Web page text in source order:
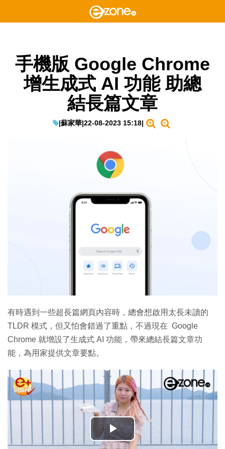
手機版 Google Chrome
增生成式 AI 功能 助總
結長篇文章
|蘇家華|22-08-2023 15:18|
有時遇到一些超長篇網頁內容時，總會想啟用太長未讀的
TLDR 模式，但又怕會錯過了重點，不過現在 Google
Chrome 就增設了生成式 AI 功能，帶來總結長篇文章功
能，為用家提供文章要點。
播